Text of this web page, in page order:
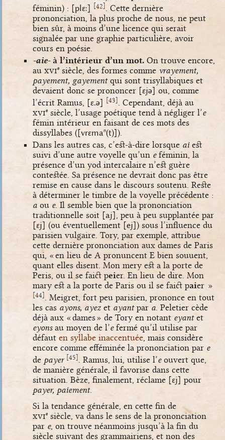
féminin) : [plɛː] [42]. Cette dernière
prononciation, la plus proche de nous, ne peut
bien sûr, à moins d’une licence qui serait
signalée par une graphie particulière, avoir
cours en poésie.
-aie-à l’intérieur d’un mot. On trouve encore,
au xvie siècle, des formes comme vrayement,
payement, gayementqui sont trisyllabiques et
devaient donc se prononcer [ɛjə] ou, comme
l’écrit Ramus, [ɛ.ə] [43]. Cependant, déjà au
xvie siècle, l’usage poétique tend à négliger l’e
fémin intérieur en faisant de ces mots des
dissyllabes ([vrɛman(t)]).
Dans les autres cas, c’est-à-dire lorsque aiest
suivi d’une autre voyelle qu’un eféminin, la
présence d’un yod intercalaire n’est guère
contestée. Sa présence ne devrait donc pas être
remise en cause dans le discours soutenu. Reste
à déterminer le timbre de la voyelle précédente :
a ou e. Il semble bien que la prononciation
traditionnelle soit [aj] , peu à peu supplantée par
[ɛj] (ou éventuellement [ej]) sous l’influence du
parisien vulgaire. Tory, par exemple, attribue
cette dernière prononciation aux dames de Paris
qui, « en lieu de A pronuncent E bien souuent,
quant elles disent. Mon mery est a la porte de
Peris, ou il se faict peier. En lieu de dire. Mon
mary est a la porte de Paris ou il se faict paier »
[44]
. Meigret, fort peu parisien, prononce en tout
les cas ayons, ayezet ayantpar a . Peletier cède
déjà aux « dames » de Tory en notant eyantet
eyonsau moyen de l’efermé qu’il utilise par
défaut en syllabe inaccentuée , mais considère
encore comme efféminée la prononciation par e
de payer [45] . Ramus, lui, utilise l’eouvert que,
de manière générale, il favorise dans cette
situation. Bèze, finalement, réclame [ɛj] pour
payer, paiement.
Si la tendance générale, en cette fin de
xvie siècle, va dans le sens de la prononciation
par e, on trouve néanmoins jusqu’à la fin du
siècle suivant des grammairiens, et non des